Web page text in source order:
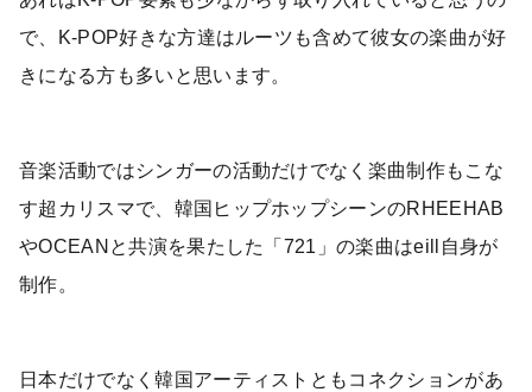
で、K-POP好きな方達はルーツも含めて彼女の楽曲が好
きになる方も多いと思います。
音楽活動ではシンガーの活動だけでなく楽曲制作もこな
す超カリスマで、韓国ヒップホップシーンのRHEEHAB
やOCEANと共演を果たした「721」の楽曲はeill自身が
制作。
日本だけでなく韓国アーティストともコネクションがあ